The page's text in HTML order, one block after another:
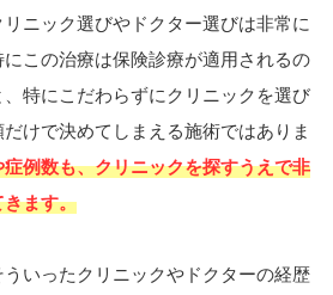
ニック選びやドクター選びは非常に
この治療は保険診療が適用されるの
特にこだわらずにクリニックを選び
けで決めてしまえる施術ではありま
例数も、クリニックを探すうえで非
ます。
いったクリニックやドクターの経歴